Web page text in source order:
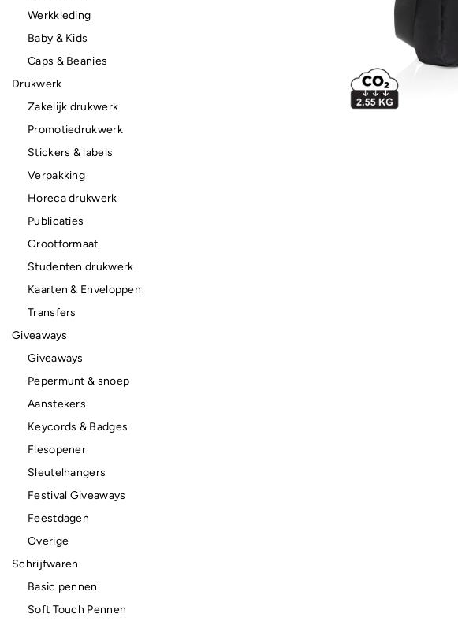
Werkkleding
Baby & Kids
Caps & Beanies
Drukwerk
Zakelijk drukwerk
Promotiedrukwerk
Stickers & labels
Verpakking
Horeca drukwerk
Publicaties
Grootformaat
Studenten drukwerk
Kaarten & Enveloppen
Transfers
Giveaways
Giveaways
Pepermunt & snoep
Aanstekers
Keycords & Badges
Flesopener
Sleutelhangers
Festival Giveaways
Feestdagen
Overige
Schrijfwaren
Basic pennen
Soft Touch Pennen